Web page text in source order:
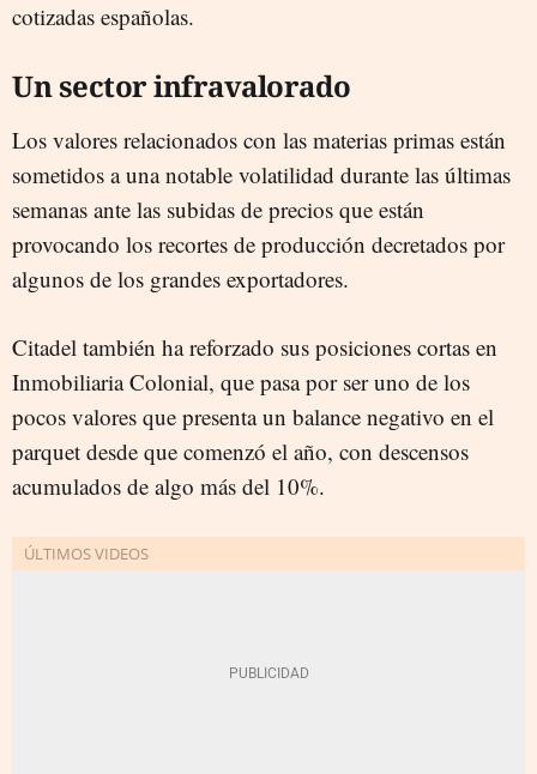
cotizadas españolas.
Un sector infravalorado
Los valores relacionados con las materias primas están
sometidos a una notable volatilidad durante las últimas
semanas ante las subidas de precios que están
provocando los recortes de producción decretados por
algunos de los grandes exportadores.
Citadel también ha reforzado sus posiciones cortas en
Inmobiliaria Colonial, que pasa por ser uno de los
pocos valores que presenta un balance negativo en el
parquet desde que comenzó el año, con descensos
acumulados de algo más del 10%.